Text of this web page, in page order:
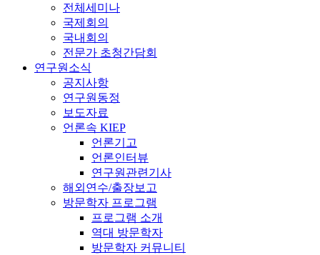
전체세미나
국제회의
국내회의
전문가 초청간담회
연구원소식
공지사항
연구원동정
보도자료
언론속 KIEP
언론기고
언론인터뷰
연구원관련기사
해외연수/출장보고
방문학자 프로그램
프로그램 소개
역대 방문학자
방문학자 커뮤니티